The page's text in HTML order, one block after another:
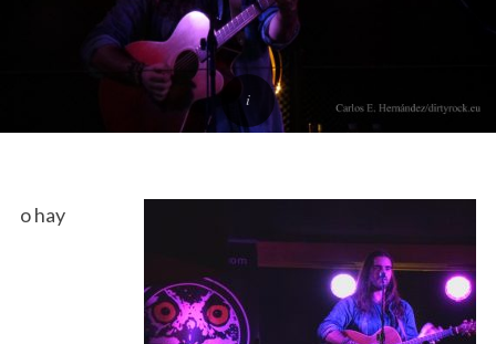
o hay